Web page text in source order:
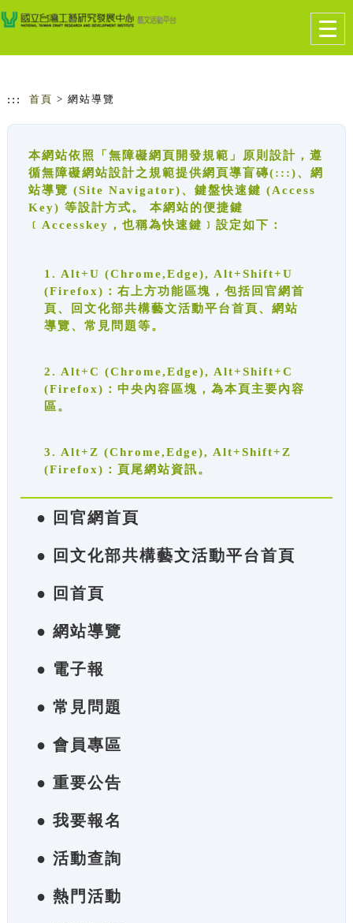
跳到主要內容
網站導覽
::: 首頁 > 網站導覽
本網站依照「無障礙網頁開發規範」原則設計，遵
循無障礙網站設計之規範提供網頁導盲磚(:::)、網
站導覽 (Site Navigator)、鍵盤快速鍵 (Access
Key) 等設計方式。 本網站的便捷鍵
﹝Accesskey，也稱為快速鍵﹞設定如下：
1. Alt+U (Chrome,Edge), Alt+Shift+U
(Firefox)：右上方功能區塊，包括回官網首
頁、回文化部共構藝文活動平台首頁、網站
導覽、常見問題等。
2. Alt+C (Chrome,Edge), Alt+Shift+C
(Firefox)：中央內容區塊，為本頁主要內容
區。
3. Alt+Z (Chrome,Edge), Alt+Shift+Z
(Firefox)：頁尾網站資訊。
● 回官網首頁
● 回文化部共構藝文活動平台首頁
● 回首頁
● 網站導覽
● 電子報
● 常見問題
● 會員專區
● 重要公告
● 我要報名
● 活動查詢
● 熱門活動